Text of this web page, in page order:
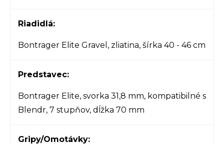
Riadidlá:
Bontrager Elite Gravel, zliatina, šírka 40 - 46 cm
Predstavec:
Bontrager Elite, svorka 31,8 mm, kompatibilné s
Blendr, 7 stupňov, dĺžka 70 mm
Gripy/Omotávky: